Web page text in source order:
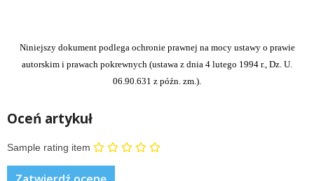
Niniejszy dokument podlega ochronie prawnej na mocy ustawy o prawie
autorskim i prawach pokrewnych (ustawa z dnia 4 lutego 1994 r., Dz. U.
06.90.631 z późn. zm.).
Oceń artykuł
Sample rating item